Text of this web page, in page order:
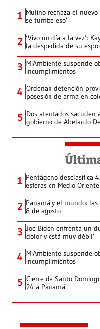
1 Mulino rechaza el nuevo
se tumbe eso’
2 ‘Vivo un día a la vez’:
la despedida de su
3 MiAmbiente suspende
incumplimientos
4 Ordenan detención
posesión de arma en
5 Dos atentados sacuden
gobierno de Abelardo
1 Pentágono desclasifica
esferas en Medio Oriente
2 Panamá y el mundo:
8 de agosto
3 Joe Biden enfrenta un
dolor y está muy débil’
4 MiAmbiente suspende
incumplimientos
5 Cierre de Santo
24 a Panamá